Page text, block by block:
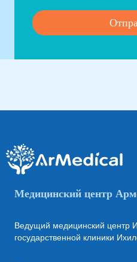
Медицинский центр
Ведущий медицинский центр
государственной клиники